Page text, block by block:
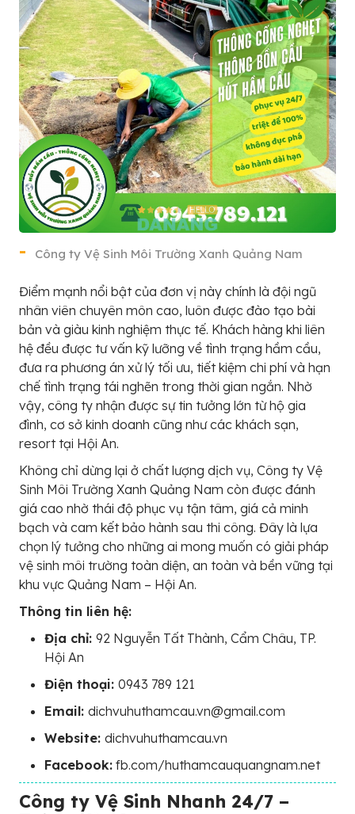
Công ty Vệ Sinh Môi Trường Xanh Quảng Nam
Điểm mạnh nổi bật của đơn vị này chính là đội ngũ
nhân viên chuyên môn cao, luôn được đào tạo bài
bản và giàu kinh nghiệm thực tế. Khách hàng khi liên
hệ đều được tư vấn kỹ lưỡng về tình trạng hầm cầu,
đưa ra phương án xử lý tối ưu, tiết kiệm chi phí và hạn
chế tình trạng tái nghẽn trong thời gian ngắn. Nhờ
vậy, công ty nhận được sự tin tưởng lớn từ hộ gia
đình, cơ sở kinh doanh cũng như các khách sạn,
resort tại Hội An.
Không chỉ dừng lại ở chất lượng dịch vụ, Công ty Vệ
Sinh Môi Trường Xanh Quảng Nam còn được đánh
giá cao nhờ thái độ phục vụ tận tâm, giá cả minh
bạch và cam kết bảo hành sau thi công. Đây là lựa
chọn lý tưởng cho những ai mong muốn có giải pháp
vệ sinh môi trường toàn diện, an toàn và bền vững tại
khu vực Quảng Nam – Hội An.
Thông tin liên hệ:
Địa chỉ: 92 Nguyễn Tất Thành, Cẩm Châu, TP.
Hội An
Điện thoại: 0943 789 121
Email: dichvuhuthamcau.vn@gmail.com
Website: dichvuhuthamcau.vn
Facebook: fb.com/huthamcauquangnam.net
Công ty Vệ Sinh Nhanh 24/7 –